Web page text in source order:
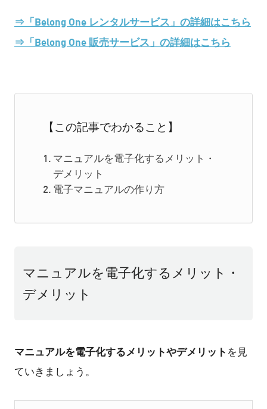
⇒「Belong One レンタルサービス」の詳細はこちら
⇒「Belong One 販売サービス」の詳細はこちら
【この記事でわかること】
マニュアルを電子化するメリット・
デメリット
電子マニュアルの作り方
マニュアルを電子化するメリット・
デメリット
マニュアルを電子化するメリットやデメリット を見
ていきましょう。